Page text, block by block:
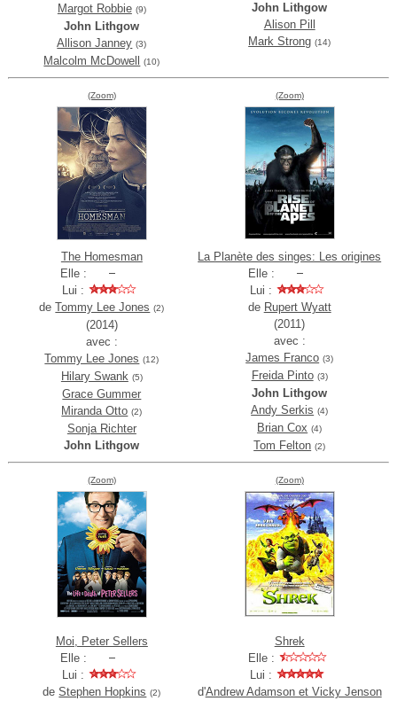
Margot Robbie (9)
John Lithgow
Allison Janney (3)
Malcolm McDowell (10)
John Lithgow
Alison Pill
Mark Strong (14)
(Zoom)
The Homesman
Elle :
Lui :
deTommy Lee Jones (2)
(2014)
avec :
Tommy Lee Jones (12)
Hilary Swank (5)
Grace Gummer
Miranda Otto (2)
Sonja Richter
John Lithgow
(Zoom)
La Planète des singes: Les origines
Elle :
Lui :
de Rupert Wyatt
(2011)
avec :
James Franco (3)
Freida Pinto (3)
John Lithgow
Andy Serkis (4)
Brian Cox (4)
Tom Felton (2)
(Zoom)
Moi, Peter Sellers
Elle :
Lui :
deStephen Hopkins (2)
(Zoom)
Shrek
Elle :
Lui :
d'Andrew Adamson et Vicky Jenson